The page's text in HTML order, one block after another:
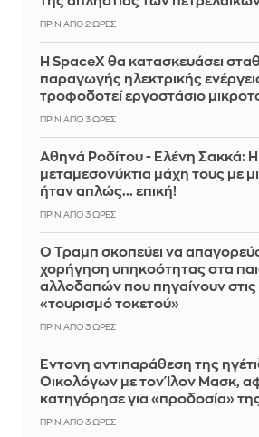
ΠΡΙΝ ΑΠΌ 2 ΏΡΕΣ
Η SpaceX θα κατασκευάσει
παραγωγής ηλεκτρικής
τροφοδοτεί εργοστάσιο
ΠΡΙΝ ΑΠΌ 3 ΏΡΕΣ
Αθηνά Ροδίτου - Ελένη Σακκά: Η
μεταμεσονύκτια μάχη τους με
ήταν απλώς... επική!
ΠΡΙΝ ΑΠΌ 3 ΏΡΕΣ
Ο Τραμπ σκοπεύει να
χορήγηση υπηκοότητας στα
αλλοδαπών που πηγαίνουν στις
«τουρισμό τοκετού»
ΠΡΙΝ ΑΠΌ 3 ΏΡΕΣ
Έντονη αντιπαράθεση της
Οικολόγων με τον Ίλον Μασκ,
κατηγόρησε για «προδοσία»
ΠΡΙΝ ΑΠΌ 3 ΏΡΕΣ